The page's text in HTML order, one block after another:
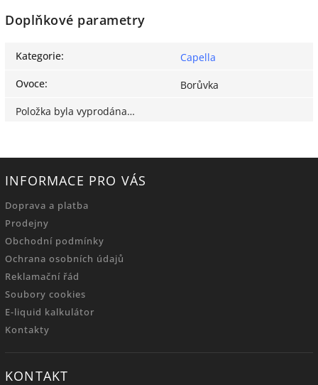
Doplňkové parametry
Kategorie:
Capella
Ovoce:
Borůvka
Položka byla vyprodána…
INFORMACE PRO VÁS
Doprava a platba
Prodejny
Obchodní podmínky
Ochrana osobních údajů
Reklamační řád
Soubory cookies
E-liquid kalkulátor
Kontakty
KONTAKT